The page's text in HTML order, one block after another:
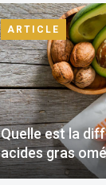
ARTICLE
Quelle est la
acides gras